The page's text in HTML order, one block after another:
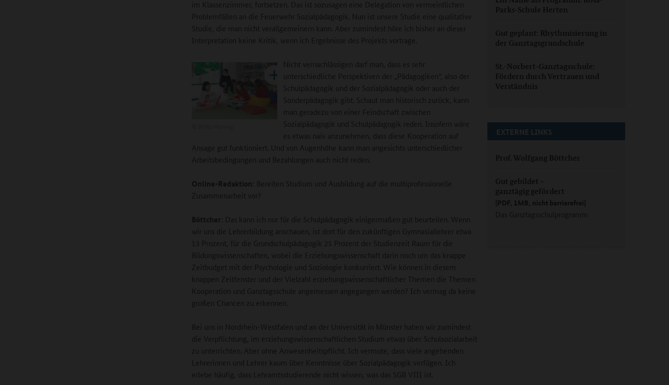
im Klassenzimmer, fortsetzen. Das ist sozusagen eine Delegation von vermeintlichen
Problemfällen an die Feuerwehr Sozialpädagogik. Nun ist unsere Studie eine qualitative
Studie, die man nicht verallgemeinern kann. Aber zumindest höre ich bisher an dieser
Interpretation keine Kritik, wenn ich Ergebnisse des Projekts vortrage.
Nicht vernachlässigen darf man, dass es sehr
unterschiedliche Perspektiven der „Pädagogiken“, also der
Schulpädagogik und der Sozialpädagogik oder auch der
Sonderpädagogik gibt. Schaut man historisch zurück, kann
man geradezu von einer Feindschaft zwischen
Sozialpädagogik und Schulpädagogik reden. Insofern wäre
es etwas naiv anzunehmen, dass diese Kooperation auf
Ansage gut funktioniert. Und von Augenhöhe kann man angesichts unterschiedlicher
Arbeitsbedingungen und Bezahlungen auch nicht reden.
Online-Redaktion: Bereiten Studium und Ausbildung auf die multiprofessionelle
Zusammenarbeit vor?
Böttcher: Das kann ich nur für die Schulpädagogik einigermaßen gut beurteilen. Wenn
wir uns die Lehrerbildung anschauen, ist dort für den zukünftigen Gymnasiallehrer etwa
13 Prozent, für die Grundschulpädagogik 25 Prozent der Studienzeit Raum für die
Bildungswissenschaften, wobei die Erziehungswissenschaft darin noch um das knappe
Zeitbudget mit der Psychologie und Soziologie konkurriert. Wie können in diesem
knappen Zeitfenster und der Vielzahl erziehungswissenschaftlicher Themen die Themen
Kooperation und Ganztagsschule angemessen angegangen werden? Ich vermag da keine
großen Chancen zu erkennen.
Bei uns in Nordrhein-Westfalen und an der Universität in Münster haben wir zumindest
die Verpflichtung, im erziehungswissenschaftlichen Studium etwas über Schulsozialarbeit
zu unterrichten. Aber ohne Anwesenheitspflicht. Ich vermute, dass viele angehenden
Lehrerinnen und Lehrer kaum über Kenntnisse über Sozialpädagogik verfügen. Ich
erlebe häufig, dass Lehramtsstudierende nicht wissen, was das SGB VIII ist.
Parks-Schule Herten
Gut geplant: Rhythmisierung in
der Ganztagsgrundschule
St.-Norbert-Ganztagsschule:
Fördern durch Vertrauen und
Verständnis
EXTERNE LINKS
Prof. Wolfgang Böttcher
Gut gebildet –
ganztägig gefördert
[PDF, 1MB, nicht barrierefrei]